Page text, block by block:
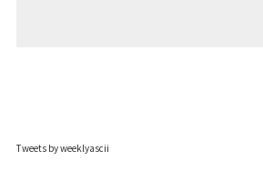
Tweets by weeklyascii